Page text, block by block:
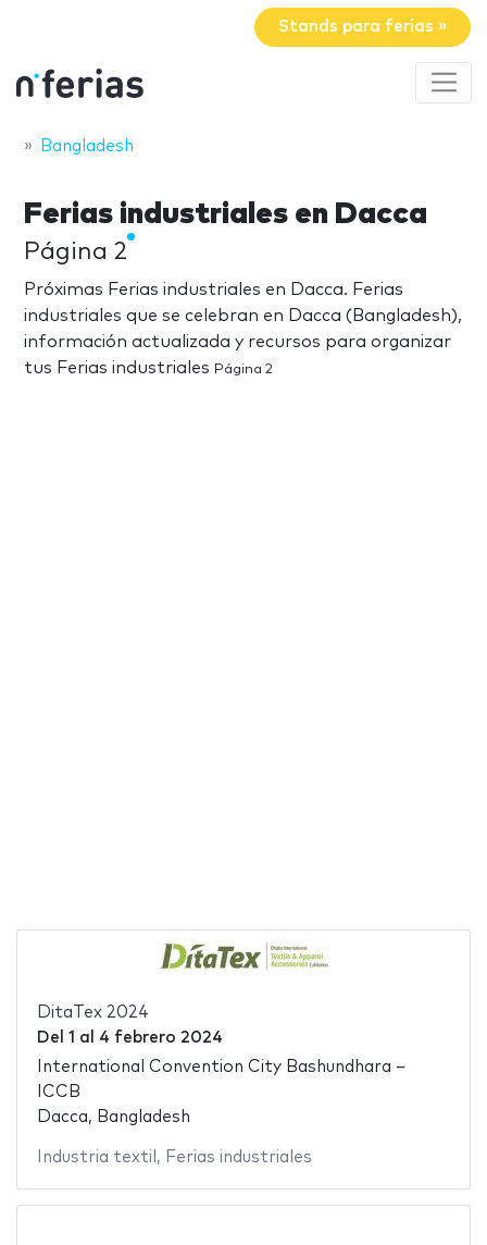
Stands para ferias »
Bangladesh
Ferias industriales en Dacca
Página 2
Próximas Ferias industriales en Dacca. Ferias
industriales que se celebran en Dacca (Bangladesh),
información actualizada y recursos para organizar
tus Ferias industriales Página 2
DitaTex 2024
Del 1 al 4 febrero 2024
International Convention City Bashundhara –
ICCB
Dacca, Bangladesh
Industria textil , Ferias industriales